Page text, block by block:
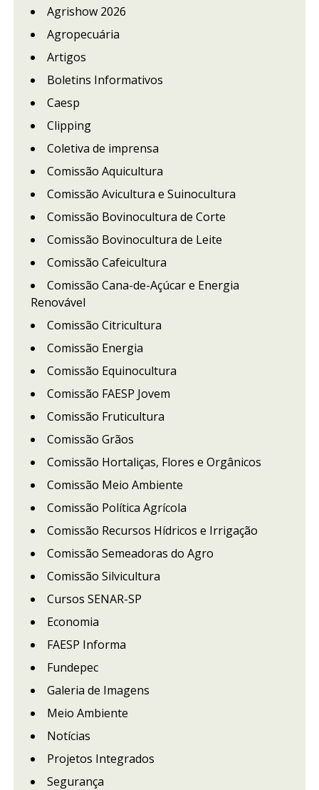
Agrishow 2026
Agropecuária
Artigos
Boletins Informativos
Caesp
Clipping
Coletiva de imprensa
Comissão Aquicultura
Comissão Avicultura e Suinocultura
Comissão Bovinocultura de Corte
Comissão Bovinocultura de Leite
Comissão Cafeicultura
Comissão Cana-de-Açúcar e Energia
Renovável
Comissão Citricultura
Comissão Energia
Comissão Equinocultura
Comissão FAESP Jovem
Comissão Fruticultura
Comissão Grãos
Comissão Hortaliças, Flores e Orgânicos
Comissão Meio Ambiente
Comissão Política Agrícola
Comissão Recursos Hídricos e Irrigação
Comissão Semeadoras do Agro
Comissão Silvicultura
Cursos SENAR-SP
Economia
FAESP Informa
Fundepec
Galeria de Imagens
Meio Ambiente
Notícias
Projetos Integrados
Segurança